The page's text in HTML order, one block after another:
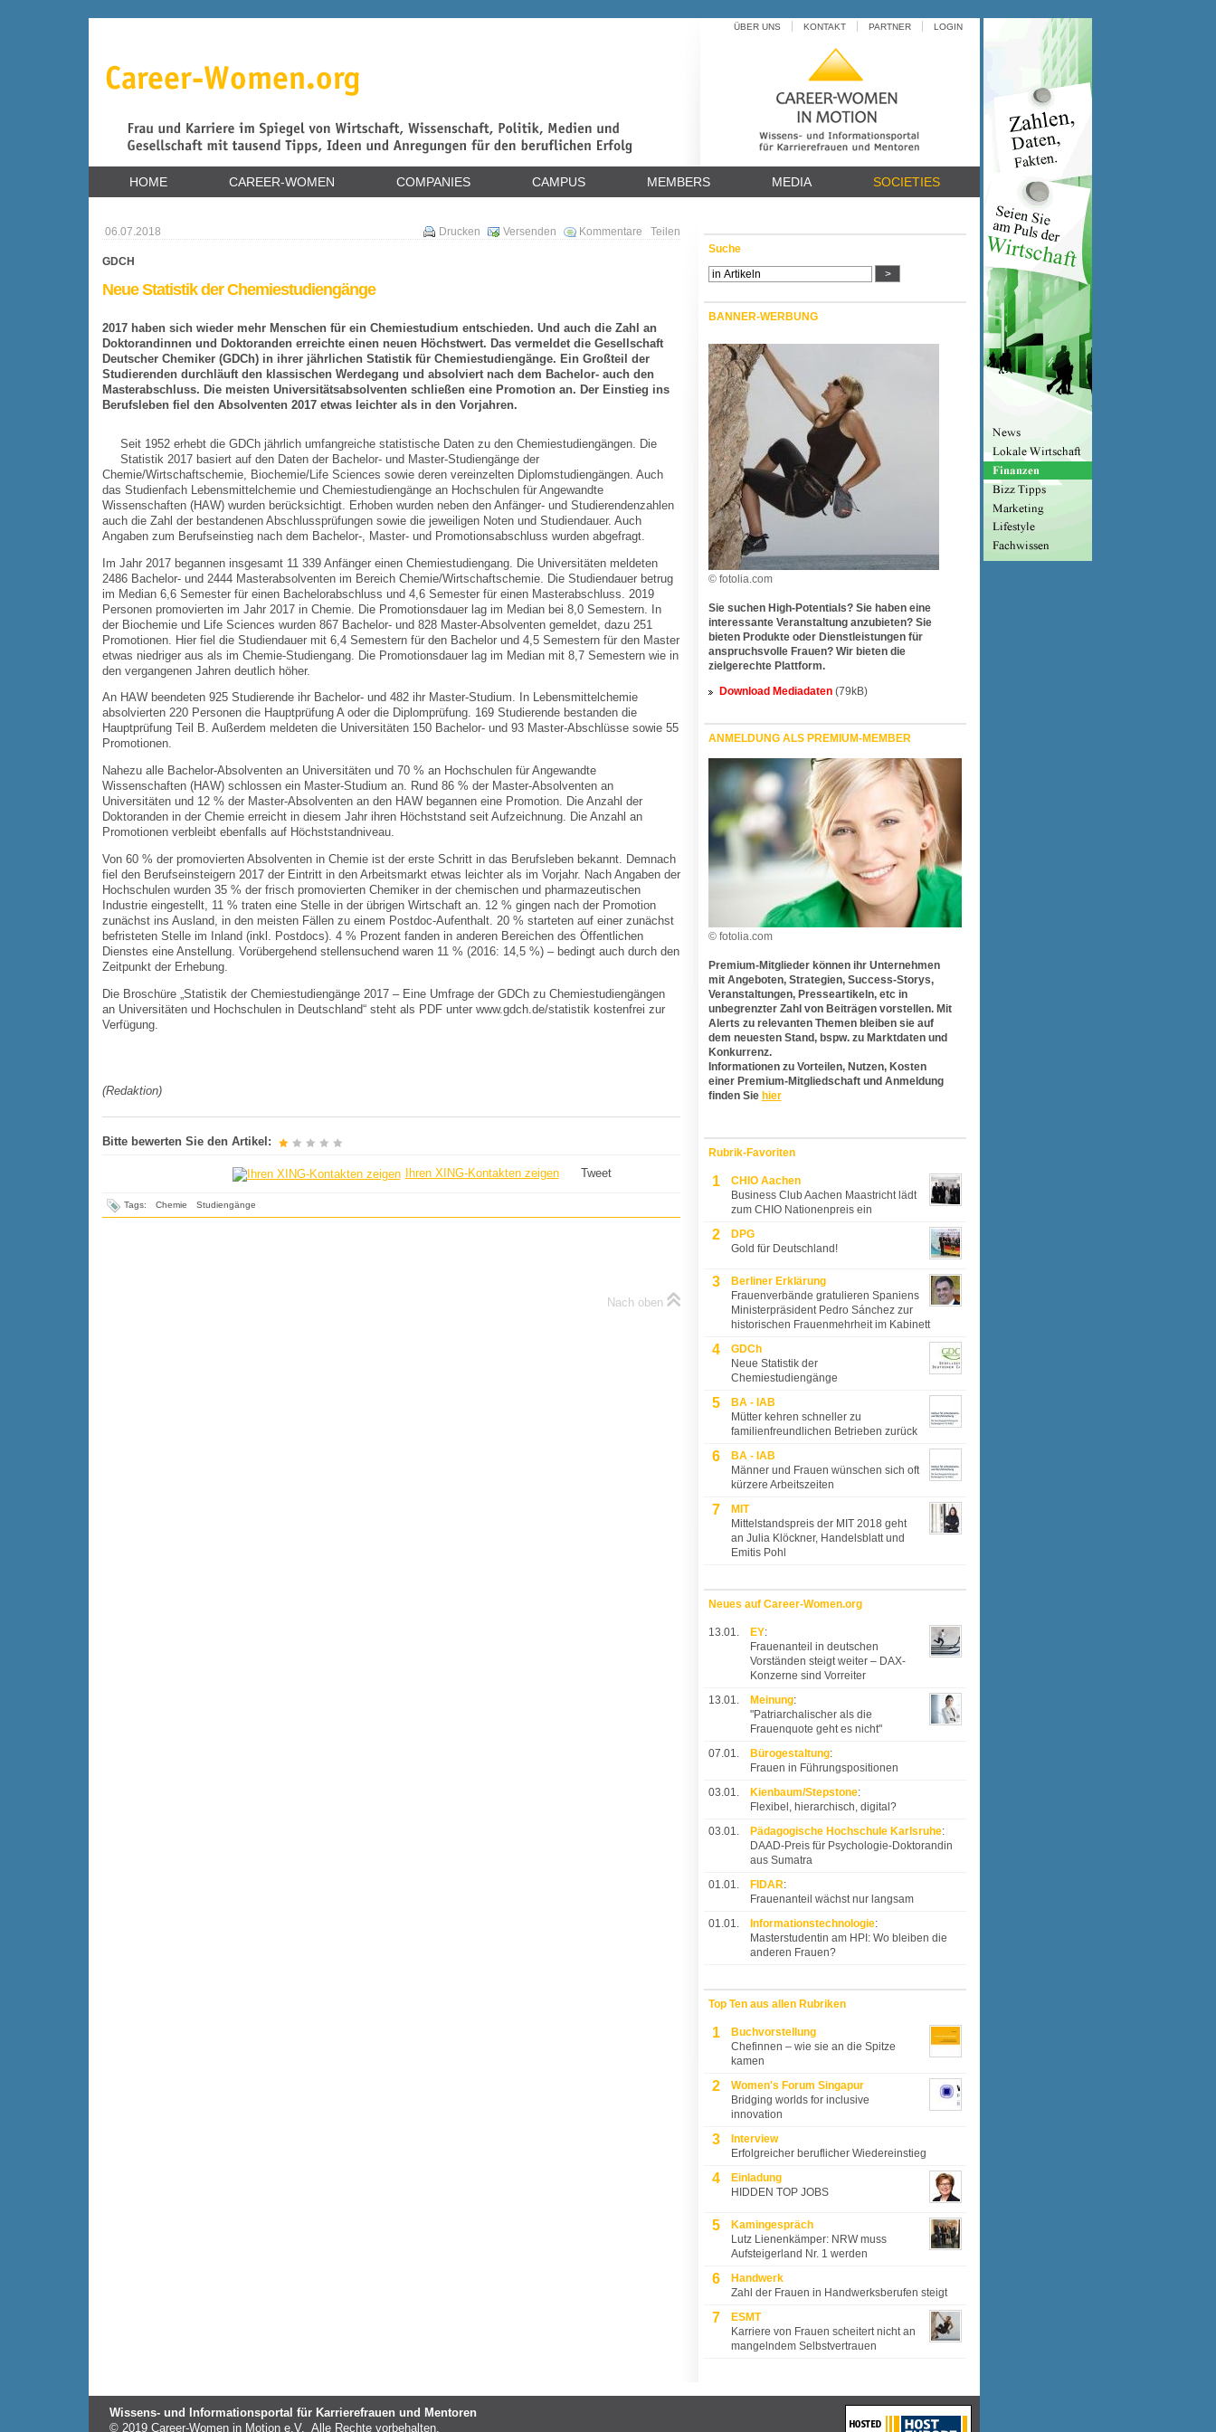
LOGIN
PARTNER
KONTAKT
ÜBER UNS
HOME CAREER-WOMEN COMPANIES CAMPUS MEMBERS MEDIA SOCIETIES
Drucken Versenden Kommentare Teilen
06.07.2018
GDCH
Neue Statistik der Chemiestudiengänge
2017 haben sich wieder mehr Menschen für ein Chemiestudium entschieden. Und auch die Zahl an
Doktorandinnen und Doktoranden erreichte einen neuen Höchstwert. Das vermeldet die Gesellschaft
Deutscher Chemiker (GDCh) in ihrer jährlichen Statistik für Chemiestudiengänge. Ein Großteil der
Studierenden durchläuft den klassischen Werdegang und absolviert nach dem Bachelor- auch den
Masterabschluss. Die meisten Universitätsabsolventen schließen eine Promotion an. Der Einstieg ins
Berufsleben fiel den Absolventen 2017 etwas leichter als in den Vorjahren.
Seit 1952 erhebt die GDCh jährlich umfangreiche statistische Daten zu den Chemiestudiengängen. Die
Statistik 2017 basiert auf den Daten der Bachelor- und Master-Studiengänge der
Chemie/Wirtschaftschemie, Biochemie/Life Sciences sowie deren vereinzelten Diplomstudiengängen. Auch
das Studienfach Lebensmittelchemie und Chemiestudiengänge an Hochschulen für Angewandte
Wissenschaften (HAW) wurden berücksichtigt. Erhoben wurden neben den Anfänger- und Studierendenzahlen
auch die Zahl der bestandenen Abschlussprüfungen sowie die jeweiligen Noten und Studiendauer. Auch
Angaben zum Berufseinstieg nach dem Bachelor-, Master- und Promotionsabschluss wurden abgefragt.
Im Jahr 2017 begannen insgesamt 11 339 Anfänger einen Chemiestudiengang. Die Universitäten meldeten
2486 Bachelor- und 2444 Masterabsolventen im Bereich Chemie/Wirtschaftschemie. Die Studiendauer betrug
im Median 6,6 Semester für einen Bachelorabschluss und 4,6 Semester für einen Masterabschluss. 2019
Personen promovierten im Jahr 2017 in Chemie. Die Promotionsdauer lag im Median bei 8,0 Semestern. In
der Biochemie und Life Sciences wurden 867 Bachelor- und 828 Master-Absolventen gemeldet, dazu 251
Promotionen. Hier fiel die Studiendauer mit 6,4 Semestern für den Bachelor und 4,5 Semestern für den Master
etwas niedriger aus als im Chemie-Studiengang. Die Promotionsdauer lag im Median mit 8,7 Semestern wie in
den vergangenen Jahren deutlich höher.
An HAW beendeten 925 Studierende ihr Bachelor- und 482 ihr Master-Studium. In Lebensmittelchemie
absolvierten 220 Personen die Hauptprüfung A oder die Diplomprüfung. 169 Studierende bestanden die
Hauptprüfung Teil B. Außerdem meldeten die Universitäten 150 Bachelor- und 93 Master-Abschlüsse sowie 55
Promotionen.
Nahezu alle Bachelor-Absolventen an Universitäten und 70 % an Hochschulen für Angewandte
Wissenschaften (HAW) schlossen ein Master-Studium an. Rund 86 % der Master-Absolventen an
Universitäten und 12 % der Master-Absolventen an den HAW begannen eine Promotion. Die Anzahl der
Doktoranden in der Chemie erreicht in diesem Jahr ihren Höchststand seit Aufzeichnung. Die Anzahl an
Promotionen verbleibt ebenfalls auf Höchststandniveau.
Von 60 % der promovierten Absolventen in Chemie ist der erste Schritt in das Berufsleben bekannt. Demnach
fiel den Berufseinsteigern 2017 der Eintritt in den Arbeitsmarkt etwas leichter als im Vorjahr. Nach Angaben der
Hochschulen wurden 35 % der frisch promovierten Chemiker in der chemischen und pharmazeutischen
Industrie eingestellt, 11 % traten eine Stelle in der übrigen Wirtschaft an. 12 % gingen nach der Promotion
zunächst ins Ausland, in den meisten Fällen zu einem Postdoc-Aufenthalt. 20 % starteten auf einer zunächst
befristeten Stelle im Inland (inkl. Postdocs). 4 % Prozent fanden in anderen Bereichen des Öffentlichen
Dienstes eine Anstellung. Vorübergehend stellensuchend waren 11 % (2016: 14,5 %) – bedingt auch durch den
Zeitpunkt der Erhebung.
Die Broschüre „Statistik der Chemiestudiengänge 2017 – Eine Umfrage der GDCh zu Chemiestudiengängen
an Universitäten und Hochschulen in Deutschland“ steht als PDF unter www.gdch.de/statistik kostenfrei zur
Verfügung.
(Redaktion)
Bitte bewerten Sie den Artikel:
Ihren XING-Kontakten zeigen Tweet
Tags: Chemie Studiengänge
Nach oben
Suche
BANNER-WERBUNG
© fotolia.com
Sie suchen High-Potentials? Sie haben eine
interessante Veranstaltung anzubieten? Sie
bieten Produkte oder Dienstleistungen für
anspruchsvolle Frauen? Wir bieten die
zielgerechte Plattform.
Download Mediadaten(79kB)
ANMELDUNG ALS PREMIUM-MEMBER
© fotolia.com
Premium-Mitglieder können ihr Unternehmen
mit Angeboten, Strategien, Success-Storys,
Veranstaltungen, Presseartikeln, etc in
unbegrenzter Zahl von Beiträgen vorstellen. Mit
Alerts zu relevanten Themen bleiben sie auf
dem neuesten Stand, bspw. zu Marktdaten und
Konkurrenz.
Informationen zu Vorteilen, Nutzen, Kosten
einer Premium-Mitgliedschaft und Anmeldung
finden Sie hier
Rubrik-Favoriten
CHIO Aachen
Business Club Aachen Maastricht lädt
zum CHIO Nationenpreis ein
1
DPG
Gold für Deutschland!
2
Berliner Erklärung
Frauenverbände gratulieren Spaniens
Ministerpräsident Pedro Sánchez zur
historischen Frauenmehrheit im Kabinett
3
GDCh
Neue Statistik der
Chemiestudiengänge
4
BA - IAB
Mütter kehren schneller zu
familienfreundlichen Betrieben zurück
5
BA - IAB
Männer und Frauen wünschen sich oft
kürzere Arbeitszeiten
6
MIT
Mittelstandspreis der MIT 2018 geht
an Julia Klöckner, Handelsblatt und
Emitis Pohl
7
Neues auf Career-Women.org
EY:
Frauenanteil in deutschen
Vorständen steigt weiter – DAX-
Konzerne sind Vorreiter
13.01.
Meinung:
"Patriarchalischer als die
Frauenquote geht es nicht"
13.01.
Bürogestaltung:
Frauen in Führungspositionen
07.01.
Kienbaum/Stepstone:
Flexibel, hierarchisch, digital?
03.01.
Pädagogische Hochschule Karlsruhe:
DAAD-Preis für Psychologie-Doktorandin
aus Sumatra
03.01.
FIDAR:
Frauenanteil wächst nur langsam
01.01.
Informationstechnologie:
Masterstudentin am HPI: Wo bleiben die
anderen Frauen?
01.01.
Top Ten aus allen Rubriken
Buchvorstellung
Chefinnen – wie sie an die Spitze
kamen
1
Women's Forum Singapur
Bridging worlds for inclusive
innovation
2
Interview
Erfolgreicher beruflicher Wiedereinstieg
3
Einladung
HIDDEN TOP JOBS
4
Kamingespräch
Lutz Lienenkämper: NRW muss
Aufsteigerland Nr. 1 werden
5
Handwerk
Zahl der Frauen in Handwerksberufen steigt
6
ESMT
Karriere von Frauen scheitert nicht an
mangelndem Selbstvertrauen
7
Wissens- und Informationsportal für Karrierefrauen und Mentoren
© 2019 Career-Women in Motion e.V. Alle Rechte vorbehalten.